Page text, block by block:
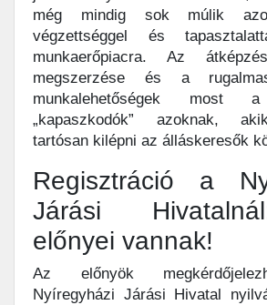
még mindig sok múlik
végzettséggel és
munkaerőpiacra. Az
megszerzése és a
munkalehetőségek most a
„kapaszkodók” azoknak,
tartósan kilépni az álláskeresők
Regisztráció a
Járási
előnyei vannak!
Az előnyök
Nyíregyházi Járási Hivatal